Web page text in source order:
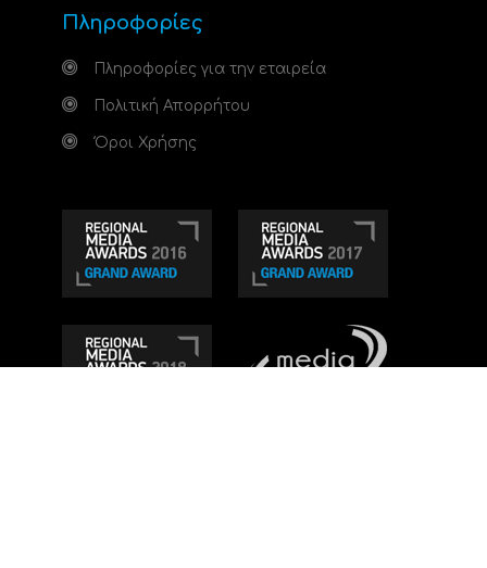
Πληροφορίες
Πληροφορίες για την εταιρεία
Πολιτική Απορρήτου
Όροι Χρήσης